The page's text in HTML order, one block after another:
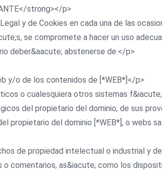
strong></p>
y de Cookies en cada una de las
se compromete a hacer un uso
deber&aacute; abstenerse de:</p>
y/o de los contenidos de [*WEB*]</p>
o cualesquiera otros sistemas
del propietario del dominio, de sus
del dominio [*WEB*], o webs
de propiedad intelectual o industrial y
comentarios, as&iacute; como los